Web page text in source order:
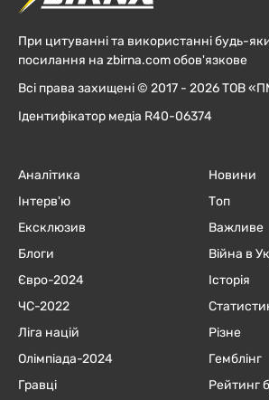
При цитуванні та використанні будь-
посилання на zbirna.com обов'язкове
Всі права захищені © 2017 - 2026 ТОВ
Ідентифікатор медіа R40-06374
Аналітика
Інтерв'ю
Ексклюзив
Блоги
Євро-2024
ЧC-2022
Ліга націй
Олімпіада-2024
Гравці
Новини
Топ
Важливе
Війна в
Історія
Різне
Гемблінг
Рейтинг